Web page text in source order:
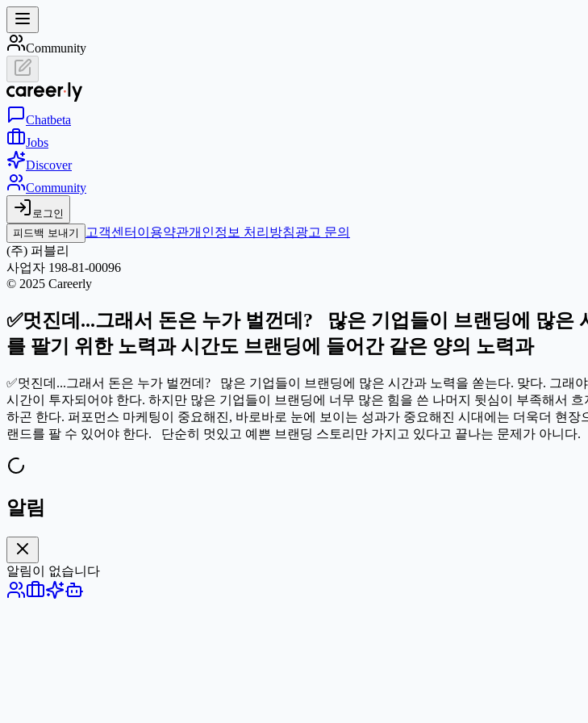
Community
Chatbeta
Jobs
Discover
Community
로그인
피드백 보내기
고객센터 이용약관개인정보 처리방침광고 문의
(주) 퍼블리
사업자 198-81-00096
© 2025 Careerly
✅멋진데...그래서 돈은 누가 벌껀데? 많은 기업들이 브랜딩에 많은
를 팔기 위한 노력과 시간도 브랜딩에 들어간 같은 양의 노력과
✅멋진데...그래서 돈은 누가 벌껀데? 많은 기업들이 브랜딩에 많은 시간과 노력을 쏟는다. 맞다. 그
시간이 투자되어야 한다. 하지만 많은 기업들이 브랜딩에 너무 많은 힘을 쓴 나머지 뒷심이 부족해서
하곤 한다. 퍼포먼스 마케팅이 중요해진, 바로바로 눈에 보이는 성과가 중요해진 시대에는 더욱더 현
랜드를 팔 수 있어야 한다. 단순히 멋있고 예쁜 브랜딩 스토리만 가지고 있다고 끝나는 문제가 아니다.
알림
알림이 없습니다